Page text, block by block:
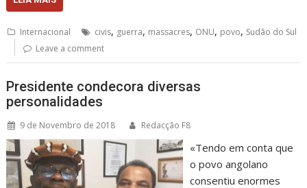
Internacional civis, guerra, massacres, ONU, povo, Sudão do Sul
Leave a comment
Presidente condecora diversas
personalidades
9 de Novembro de 2018 Redacção F8
«Tendo em conta que
o povo angolano
consentiu enormes